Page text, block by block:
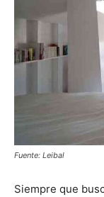
Fuente: Leibal
Siempre que